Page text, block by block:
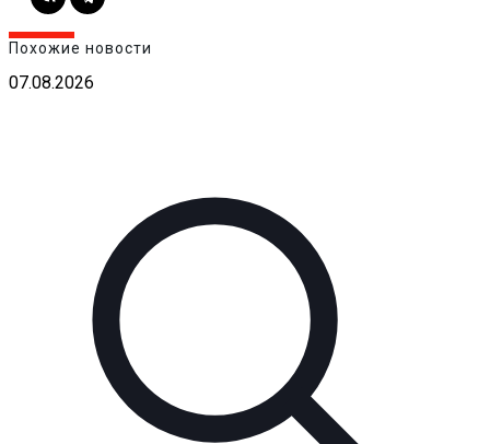
Похожие новости
07.08.2026